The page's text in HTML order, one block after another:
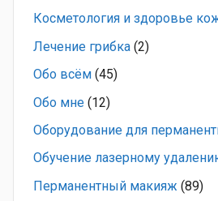
Косметология и здоровье
Лечение грибка (2)
Обо всём (45)
Обо мне (12)
Оборудование для
Обучение лазерному
Перманентный макияж (89)